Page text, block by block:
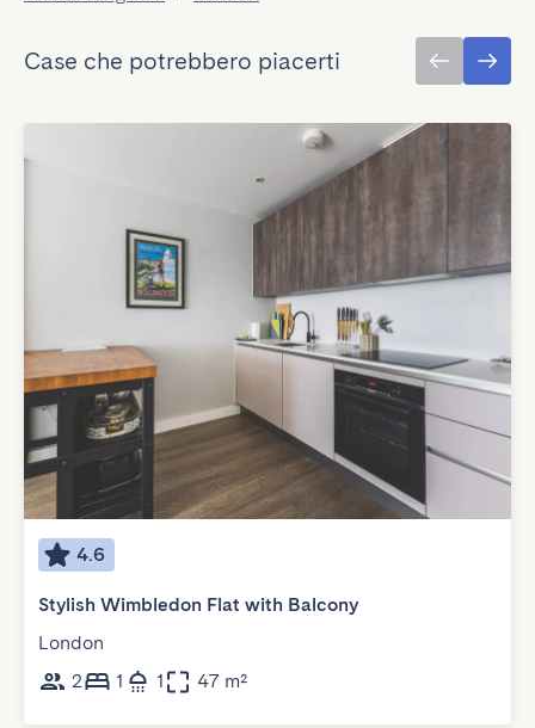
Case che potrebbero piacerti
4.6
Stylish Wimbledon Flat with Balcony
London
2
1 1 47 m²